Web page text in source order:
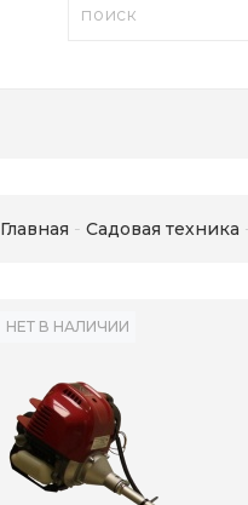
Главная Садовая техника
НЕТ В НАЛИЧИИ